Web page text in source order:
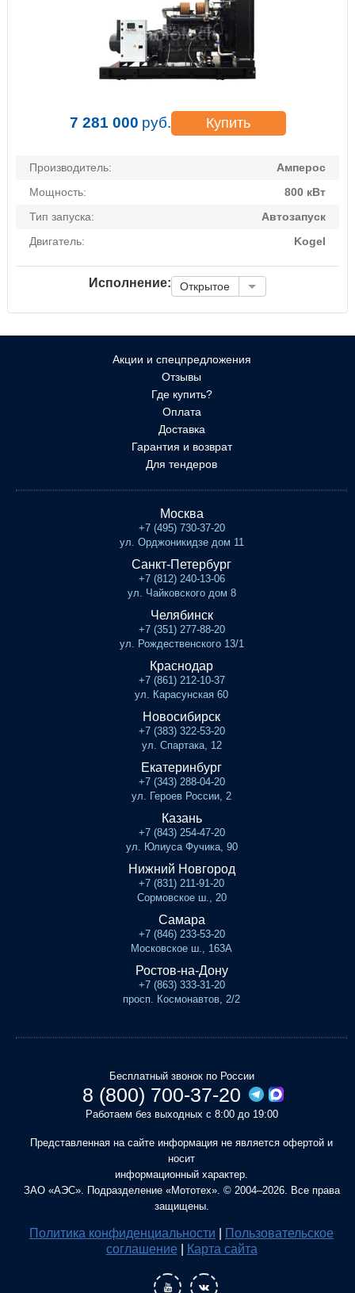
7 281 000 руб. Купить
Производитель:
Амперос
Мощность:
800 кВт
Тип запуска:
Автозапуск
Двигатель:
Kogel
Исполнение: Открытое
Акции и спецпредложения
Отзывы
Где купить?
Оплата
Доставка
Гарантия и возврат
Для тендеров
Москва
+7 (495) 730-37-20
ул. Орджоникидзе дом 11
Санкт-Петербург
+7 (812) 240-13-06
ул. Чайковского дом 8
Челябинск
+7 (351) 277-88-20
ул. Рождественского 13/1
Краснодар
+7 (861) 212-10-37
ул. Карасунская 60
Новосибирск
+7 (383) 322-53-20
ул. Спартака, 12
Екатеринбург
+7 (343) 288-04-20
ул. Героев России, 2
Казань
+7 (843) 254-47-20
ул. Юлиуса Фучика, 90
Нижний Новгород
+7 (831) 211-91-20
Сормовское ш., 20
Самара
+7 (846) 233-53-20
Московское ш., 163А
Ростов-на-Дону
+7 (863) 333-31-20
просп. Космонавтов, 2/2
Бесплатный звонок по России
8 (800) 700-37-20
Работаем без выходных с 8:00 до 19:00
Представленная на сайте информация не является офертой и
носит
информационный характер.
ЗАО «АЭС». Подразделение «Мототех». © 2004–2026. Все права
защищены.
Политика конфиденциальности
Пользовательское
соглашение
Карта сайта